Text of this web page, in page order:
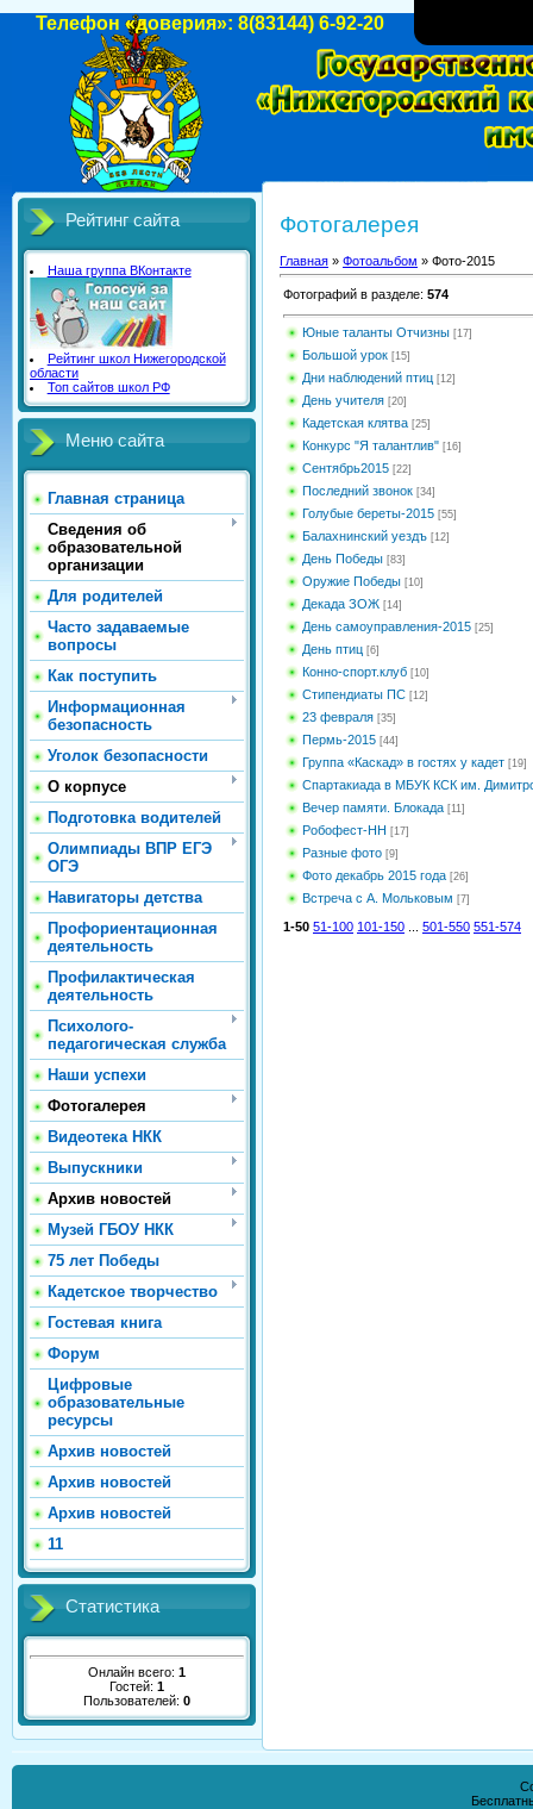
Телефон «доверия»: 8(83144) 6-92-20
Рейтинг сайта
Наша группа ВКонтакте
Рейтинг школ Нижегородской
области
Топ сайтов школ РФ
Меню сайта
Главная страница
Сведения об
образовательной
организации
Для родителей
Часто задаваемые
вопросы
Как поступить
Информационная
безопасность
Уголок безопасности
О корпусе
Подготовка водителей
Олимпиады ВПР ЕГЭ
ОГЭ
Навигаторы детства
Профориентационная
деятельность
Профилактическая
деятельность
Психолого-
педагогическая служба
Наши успехи
Фотогалерея
Видеотека НКК
Выпускники
Архив новостей
Музей ГБОУ НКК
75 лет Победы
Кадетское творчество
Гостевая книга
Форум
Цифровые
образовательные
ресурсы
Архив новостей
Архив новостей
Архив новостей
11
Статистика
Онлайн всего: 1
Гостей: 1
Пользователей: 0
Фотогалерея
Главная » Фотоальбом » Фото-2015
Фотографий в разделе: 574
Юные таланты Отчизны [17]
Большой урок [15]
Дни наблюдений птиц [12]
День учителя [20]
Кадетская клятва [25]
Конкурс "Я талантлив" [16]
Сентябрь2015 [22]
Последний звонок [34]
Голубые береты-2015 [55]
Балахнинский уездъ [12]
День Победы [83]
Оружие Победы [10]
Декада ЗОЖ [14]
День самоуправления-2015 [25]
День птиц [6]
Конно-спорт.клуб [10]
Стипендиаты ПС [12]
23 февраля [35]
Пермь-2015 [44]
Группа «Каскад» в гостях у кадет [19]
Спартакиада в МБУК КСК им.
Вечер памяти. Блокада [11]
Робофест-НН [17]
Разные фото [9]
Фото декабрь 2015 года [26]
Встреча с А. Мольковым [7]
1-50 51-100 101-150 501-550 551-574